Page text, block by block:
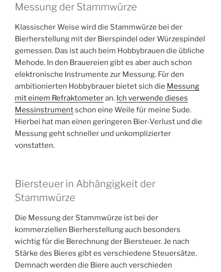
Messung der Stammwürze
Klassischer Weise wird die Stammwürze bei der
Bierherstellung mit der Bierspindel oder Würzespindel
gemessen. Das ist auch beim Hobbybrauen die übliche
Mehode. In den Brauereien gibt es aber auch schon
elektronische Instrumente zur Messung. Für den
ambitionierten Hobbybrauer bietet sich die Messung
mit einem Refraktometeran. Ich verwende dieses
Messinstrumentschon eine Weile für meine Sude.
Hierbei hat man einen geringeren Bier-Verlust und die
Messung geht schneller und unkomplizierter
vonstatten.
Biersteuer in Abhängigkeit der
Stammwürze
Die Messung der Stammwürze ist bei der
kommerziellen Bierherstellung auch besonders
wichtig für die Berechnung der Biersteuer. Je nach
Stärke des Bieres gibt es verschiedene Steuersätze.
Demnach werden die Biere auch verschieden